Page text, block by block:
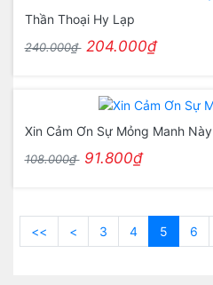
Thần Thoại Hy Lạp
240.000₫ 204.000₫
Xin Cảm Ơn Sự Mỏng Manh Này
108.000₫ 91.800₫
<< < 3 4 5 6